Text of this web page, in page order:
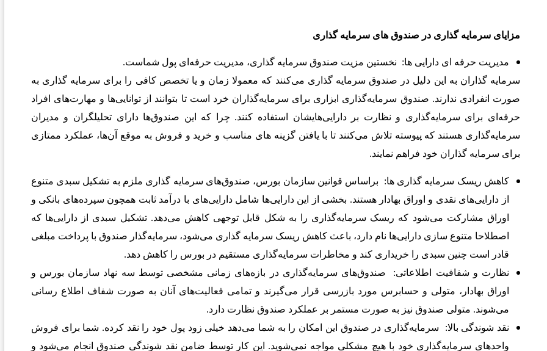
مزایای سرمایه گذاری در صندوق های سرمایه گذاری
مدیریت حرفه ای دارایی ها: نخستین مزیت صندوق سرمایه گذاری، مدیریت حرفه‌ای پول شماست.
سرمایه گذاران به این دلیل در صندوق سرمایه گذاری می‌کنند که معمولا زمان و یا تخصص کافی را برای سرمایه گذاری به
صورت انفرادی ندارند. صندوق سرمایه‌گذاری ابزاری برای سرمایه‌گذاران خرد است تا بتوانند از توانایی‌ها و مهارت‌های افراد
حرفه‌ای برای سرمایه‌گذاری و نظارت بر دارایی‌هایشان استفاده کنند. چرا که این صندوق‌ها دارای تحلیلگران و مدیران
سرمایه‌گذاری هستند که پیوسته تلاش می‌کنند تا با یافتن گزینه های مناسب و خرید و فروش به موقع آن‌ها، عملکرد ممتازی
برای سرمایه گذاران خود فراهم نمایند.
کاهش ریسک سرمایه گذاری ها:
براساس قوانین سازمان بورس، صندوق‌های سرمایه گذاری ملزم به تشکیل سبدی متنوع
از دارایی‌های نقدی و اوراق بهادار هستند. بخشی از این دارایی‌ها شامل دارایی‌های با درآمد ثابت همچون سپرده‌های بانکی و
اوراق مشارکت می‌شود که ریسک سرمایه‌گذاری را به شکل قابل توجهی کاهش می‌دهد. تشکیل سبدی از دارایی‌ها که
اصطلاحا متنوع سازی دارایی‌‌ها نام دارد، باعث کاهش ریسک سرمایه گذاری می‌شود، سرمایه‌گذار صندوق با پرداخت مبلغی
قادر است چنین سبدی را خریداری کند و مخاطرات سرمایه‌گذاری مستقیم در بورس را کاهش دهد.
نظارت و شفافیت اطلاعاتی:
صندوق‌های سرمایه‌گذاری در بازه‌های زمانی مشخصی توسط سه نهاد سازمان بورس و
اوراق بهادار، متولی و حسابرس مورد بازرسی قرار می‌گیرند و تمامی فعالیت‌های آنان به صورت شفاف اطلاع رسانی
می‌شوند. متولی صندوق نیز به صورت مستمر بر عملکرد صندوق نظارت دارد.
نقد شوندگی بالا:
سرمایه‌گذاری در صندوق این امکان را به شما می‌دهد خیلی زود پول خود را نقد کرده. شما برای فروش
واحدهای سرمایه‌گذاری خود با هیچ مشکلی مواجه نمی‌شوید. این کار توسط ضامن نقد شوندگی صندوق انجام می‌شود و